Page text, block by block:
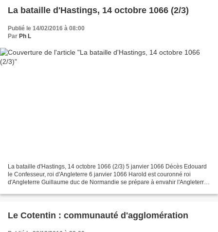
La bataille d'Hastings, 14 octobre 1066 (2/3)
Publié le 14/02/2016 à 08:00
Par Ph L
La bataille d'Hastings, 14 octobre 1066 (2/3) 5 janvier 1066 Décès Edouard
le Confesseur, roi d'Angleterre 6 janvier 1066 Harold est couronné roi
d'Angleterre Guillaume duc de Normandie se prépare à envahir l'Angleterre
Le Cotentin : communauté d'agglomération